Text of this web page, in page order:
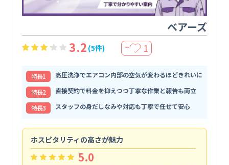
ベアーズ
3.2 (5件) ＋ 1
特⻑1
高圧洗浄でエアコン内部の空気が変わるほどきれいに
特⻑2
直接契約で料金を抑えつつ丁寧な作業と報告も両立
特⻑3
スタッフの身だしなみや対応も丁寧で任せて安心
ホスピタリティの高さが魅力
5.0